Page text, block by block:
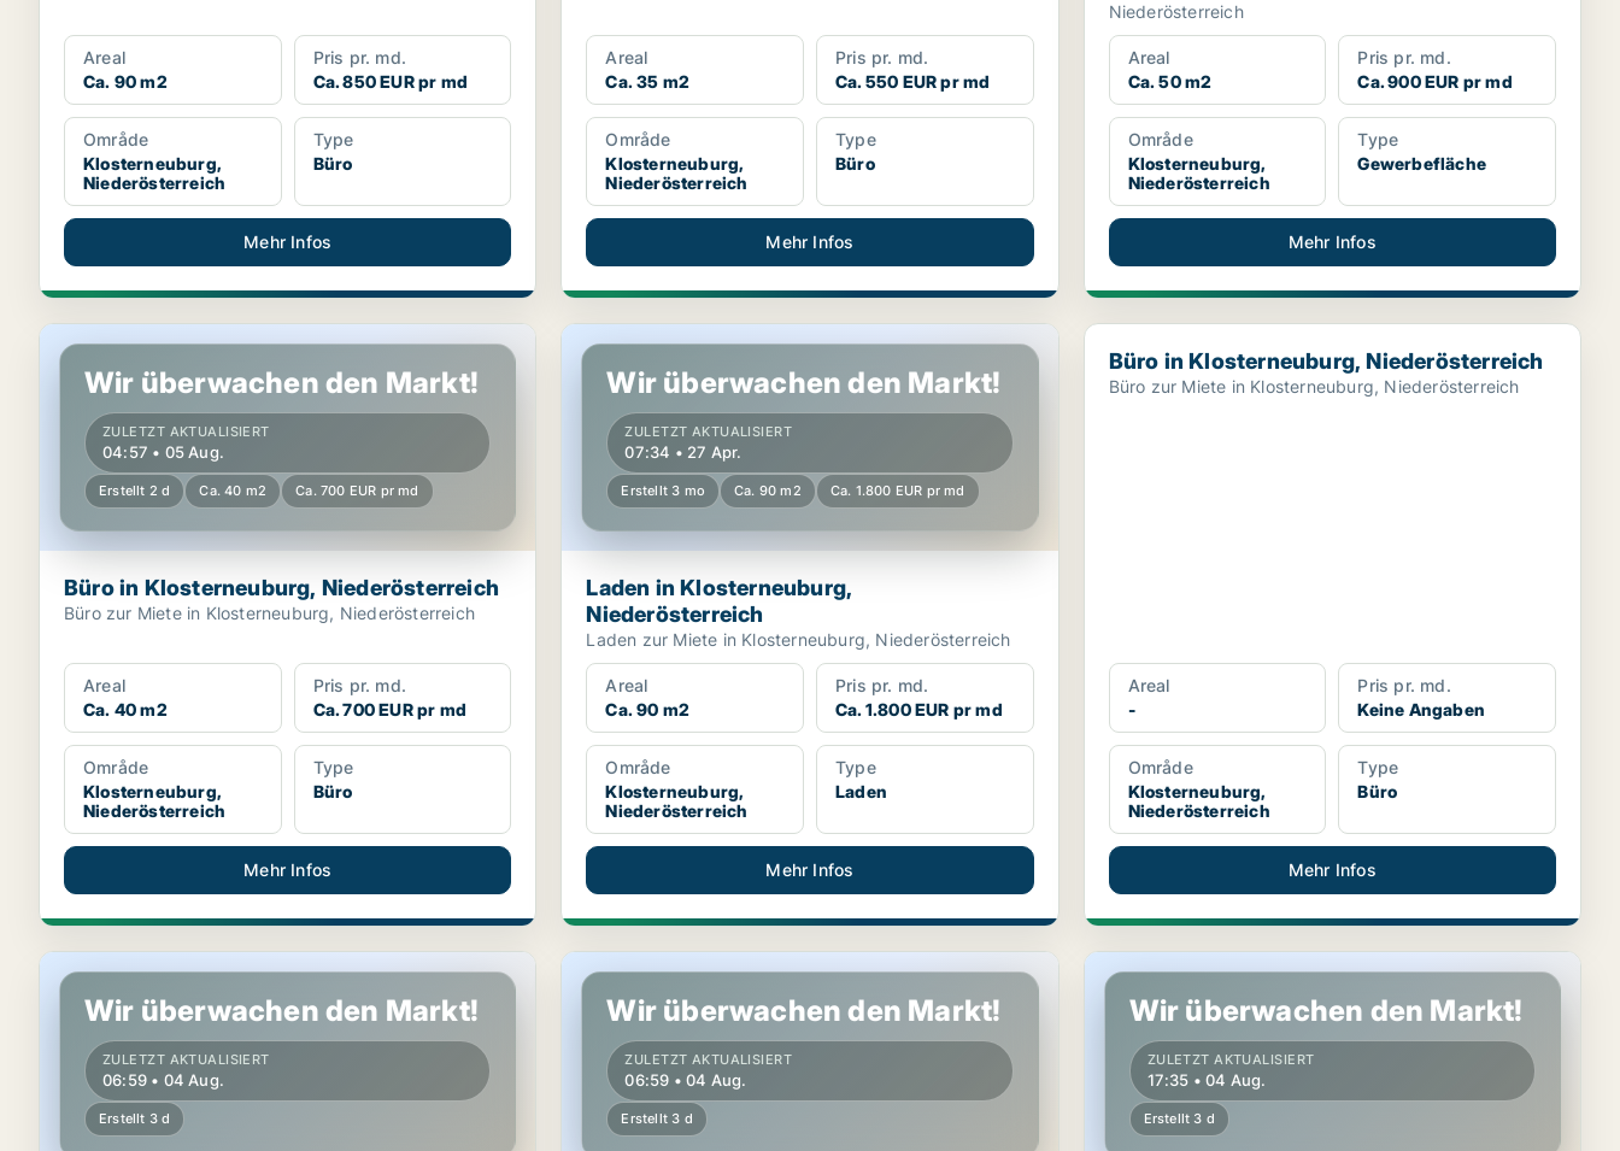
Areal
Ca. 90 m2
Pris pr. md.
Ca. 850 EUR pr md
Område
Klosterneuburg,
Niederösterreich
Type
Büro
Mehr Infos
Areal
Ca. 35 m2
Pris pr. md.
Ca. 550 EUR pr md
Område
Klosterneuburg,
Niederösterreich
Type
Büro
Mehr Infos
Niederösterreich
Areal
Ca. 50 m2
Pris pr. md.
Ca. 900 EUR pr md
Område
Klosterneuburg,
Niederösterreich
Type
Gewerbefläche
Mehr Infos
Büro in Klosterneuburg, Niederösterreich
Wir überwachen den Markt!
ZULETZT AKTUALISIERT
04:57 • 05 Aug.
Erstellt 2 d Ca. 40 m2 Ca. 700 EUR pr md
Büro in Klosterneuburg, Niederösterreich
Büro zur Miete in Klosterneuburg, Niederösterreich
Areal
Ca. 40 m2
Pris pr. md.
Ca. 700 EUR pr md
Område
Klosterneuburg,
Niederösterreich
Type
Büro
Mehr Infos
Laden in Klosterneuburg, Niederösterreich
Wir überwachen den Markt!
ZULETZT AKTUALISIERT
07:34 • 27 Apr.
Erstellt 3 mo Ca. 90 m2 Ca. 1.800 EUR pr md
Laden in Klosterneuburg,
Niederösterreich
Laden zur Miete in Klosterneuburg, Niederösterreich
Areal
Ca. 90 m2
Pris pr. md.
Ca. 1.800 EUR pr md
Område
Klosterneuburg,
Niederösterreich
Type
Laden
Mehr Infos
Büro in Klosterneuburg, Niederösterreich
Büro in Klosterneuburg, Niederösterreich
Büro zur Miete in Klosterneuburg, Niederösterreich
Areal
-
Pris pr. md.
Keine Angaben
Område
Klosterneuburg,
Niederösterreich
Type
Büro
Mehr Infos
Gewerbeimmobilie in Klosterneuburg, Niederösterreich
Wir überwachen den Markt!
ZULETZT AKTUALISIERT
06:59 • 04 Aug.
Erstellt 3 d
Gewerbeimmobilie in Klosterneuburg, Niederösterreich
Wir überwachen den Markt!
ZULETZT AKTUALISIERT
06:59 • 04 Aug.
Erstellt 3 d
Restaurant in Klosterneuburg, Niederösterreich
Wir überwachen den Markt!
ZULETZT AKTUALISIERT
17:35 • 04 Aug.
Erstellt 3 d